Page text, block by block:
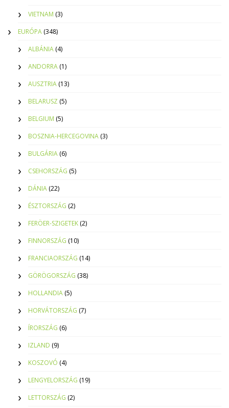
VIETNAM (3)
EURÓPA (348)
ALBÁNIA (4)
ANDORRA (1)
AUSZTRIA (13)
BELARUSZ (5)
BELGIUM (5)
BOSZNIA-HERCEGOVINA (3)
BULGÁRIA (6)
CSEHORSZÁG (5)
DÁNIA (22)
ÉSZTORSZÁG (2)
FERÖER-SZIGETEK (2)
FINNORSZÁG (10)
FRANCIAORSZÁG (14)
GÖRÖGORSZÁG (38)
HOLLANDIA (5)
HORVÁTORSZÁG (7)
ÍRORSZÁG (6)
IZLAND (9)
KOSZOVÓ (4)
LENGYELORSZÁG (19)
LETTORSZÁG (2)